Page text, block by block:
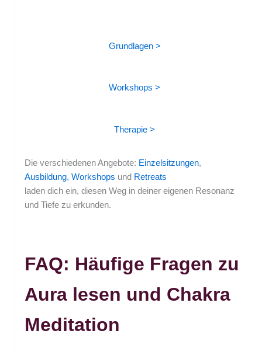
Grundlagen >
Workshops >
Therapie >
Die verschiedenen Angebote: Einzelsitzungen,
Ausbildung, Workshops und Retreats
laden dich ein, diesen Weg in deiner eigenen Resonanz
und Tiefe zu erkunden.
FAQ: Häufige Fragen zu
Aura lesen und Chakra
Meditation